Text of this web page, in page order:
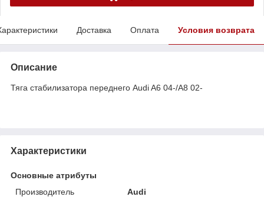
Доставка Оплата Условия возврата
Описание
Тяга стабилизатора переднего Audi A6 04-/A8 02-
Характеристики
Основные атрибуты
Производитель
Audi